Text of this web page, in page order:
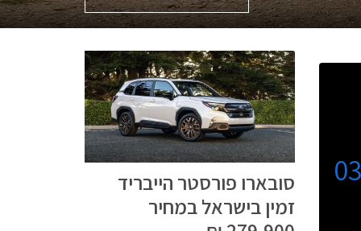
סובארו פורסטר הייבריד
זמין בישראל במחיר